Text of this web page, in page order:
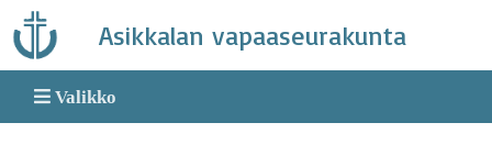
Skip
to
content
Asikkalan vapaaseurakunta
Valikko